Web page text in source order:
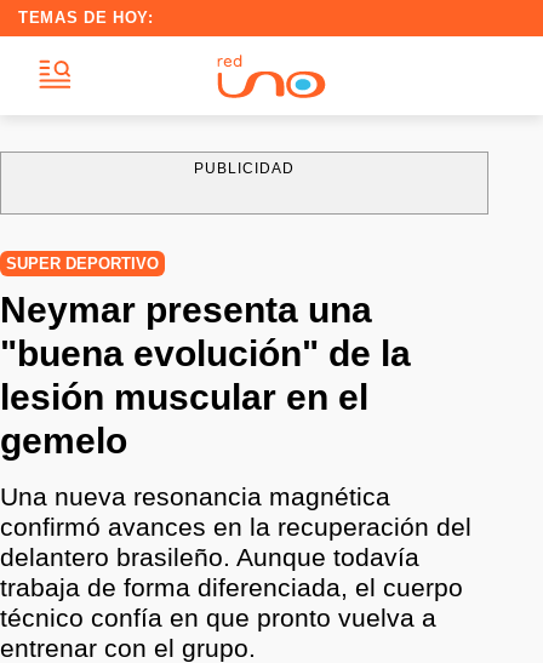
TEMAS DE HOY:
PUBLICIDAD
SUPER DEPORTIVO
Neymar presenta una
"buena evolución" de la
lesión muscular en el
gemelo
Una nueva resonancia magnética
confirmó avances en la recuperación del
delantero brasileño. Aunque todavía
trabaja de forma diferenciada, el cuerpo
técnico confía en que pronto vuelva a
entrenar con el grupo.